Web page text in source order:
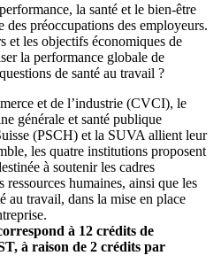
la santé et le bien-être
des préoccupations des employeurs.
et les objectifs économiques de
la performance globale de
de santé au travail ?
et de l’industrie (CVCI), le
générale et santé publique
(PSCH) et la SUVA allient leur
les quatre institutions proposent
à soutenir les cadres
ressources humaines, ainsi que les
au travail, dans la mise en place
à 12 crédits de
à raison de 2 crédits par